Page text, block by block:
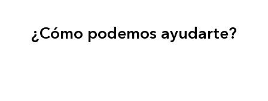
¿Cómo podemos ayudarte?